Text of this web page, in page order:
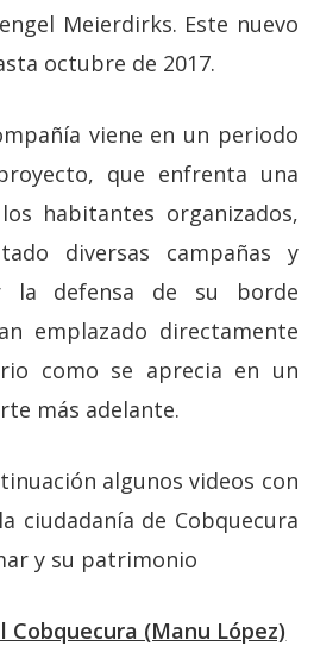
Meierdirks. Este nuevo
octubre de 2017.
viene en un periodo
que enfrenta una
habitantes organizados,
diversas campañas y
la defensa de su borde
emplazado directamente
como se aprecia en un
más adelante.
algunos videos con
ciudadanía de Cobquecura
y su patrimonio
Cobquecura (Manu López)